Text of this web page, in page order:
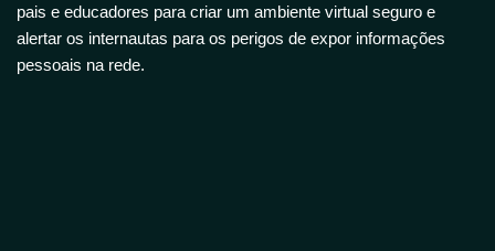
pais e educadores para criar um ambiente virtual seguro e
alertar os internautas para os perigos de expor informações
pessoais na rede.